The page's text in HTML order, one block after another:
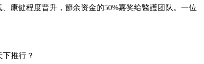
康健程度晋升，節余资金的50%嘉奖给醫護团队。一位
推行？